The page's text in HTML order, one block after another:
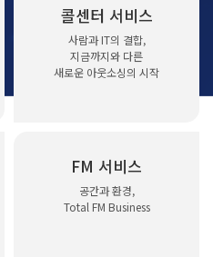
콜센터 서비스
사람과 IT의 결합,
지금까지와 다른
새로운 아웃소싱의 시작
FM 서비스
공간과 환경,
Total FM Business